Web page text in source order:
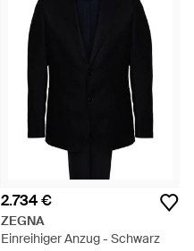
2.734 €
ZEGNA
Einreihiger Anzug - Schwarz